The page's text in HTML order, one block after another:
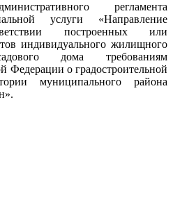
регламента
услуги «Направление
построенных или
индивидуального жилищного
дома требованиям
Федерации о градостроительной
муниципального района